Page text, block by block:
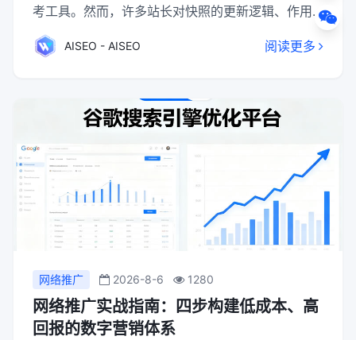
考工具。然而，许多站长对快照的更新逻辑、作用
更新？快照时间倒退是否影响排名？如何通过快照
AISEO - AISEO 阅读更多
网络推广 2026-8-6 1280
网络推广实战指南：四步构建低成本、高
回报的数字营销体系